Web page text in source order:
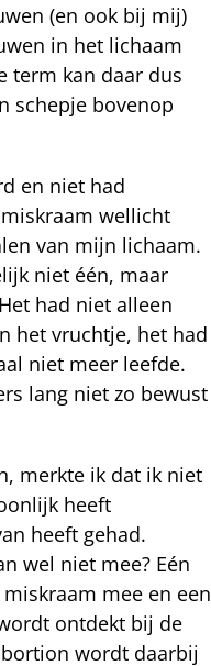
(en ook bij mij)
in het lichaam
term kan daar dus
schepje bovenop
en niet had
wellicht
van mijn lichaam.
niet één, maar
had niet alleen
het vruchtje, het had
niet meer leefde.
lang niet zo bewust
merkte ik dat ik niet
heeft
heeft gehad.
wel niet mee? Eén
mee en een
ontdekt bij de
wordt daarbij